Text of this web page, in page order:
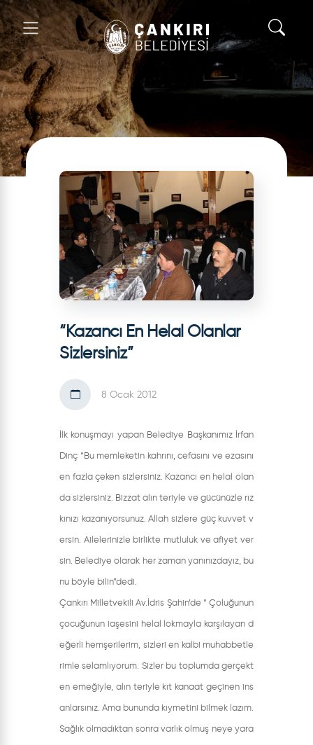
“Kazancı En Helal Olanlar
Sizlersiniz”
8 Ocak 2012
İlk konuşmayı yapan Belediye Başkanımız İrfan
Dinç “Bu memleketin kahrını, cefasını ve ezasını
en fazla çeken sizlersiniz. Kazancı en helal olan
da sizlersiniz. Bizzat alın teriyle ve gücünüzle rız
kınızı kazanıyorsunuz. Allah sizlere güç kuvvet v
ersin. Ailelerinizle birlikte mutluluk ve afiyet ver
sin. Belediye olarak her zaman yanınızdayız, bu
nu böyle bilin”dedi.
Çankırı Milletvekili Av.İdris Şahin’de “ Çoluğunun
çocuğunun iaşesini helal lokmayla karşılayan d
eğerli hemşerilerim, sizleri en kalbi muhabbetle
rimle selamlıyorum. Sizler bu toplumda gerçekt
en emeğiyle, alın teriyle kıt kanaat geçinen ins
anlarsınız. Ama bununda kıymetini bilmek lazım.
Sağlık olmadıktan sonra varlık olmuş neye yara